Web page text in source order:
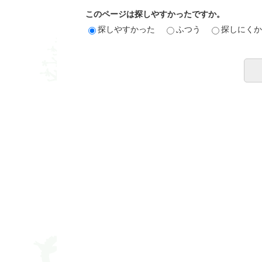
このページは探しやすかったですか。
探しやすかった
ふつう 探しにく